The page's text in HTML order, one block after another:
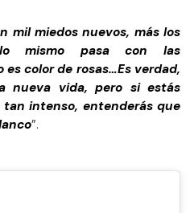
mil miedos nuevos, más los
mismo pasa con las
color de rosas…Es verdad,
nueva vida, pero si estás
intenso, entenderás que
”.